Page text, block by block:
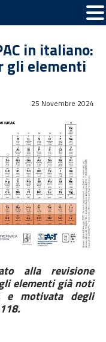
in italiano:
gli elementi
25 Novembre 2024
alla revisione
elementi già noti
e motivata degli